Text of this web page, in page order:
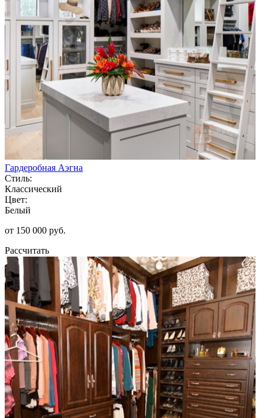
Гардеробная Аэгна
Стиль:
Классический
Цвет:
Белый
от 150 000 руб.
Рассчитать